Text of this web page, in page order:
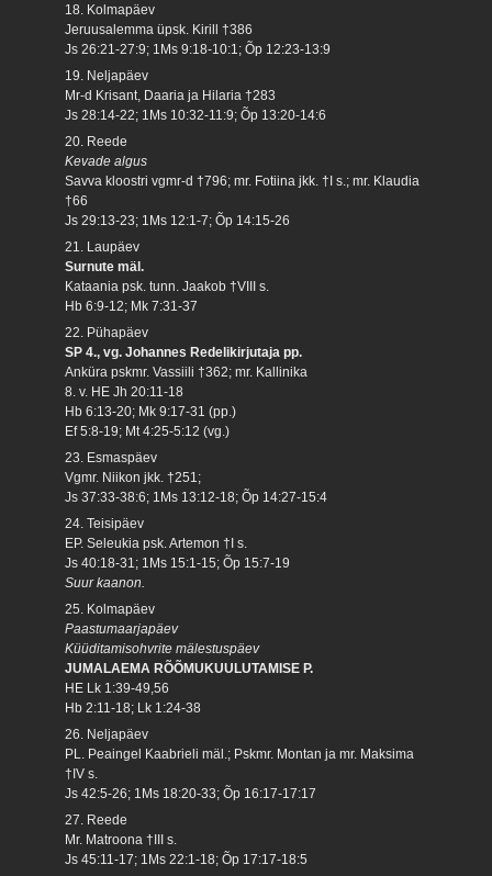
18. Kolmapäev
Jeruusalemma üpsk. Kirill †386
Js 26:21-27:9; 1Ms 9:18-10:1; Õp 12:23-13:9
19. Neljapäev
Mr-d Krisant, Daaria ja Hilaria †283
Js 28:14-22; 1Ms 10:32-11:9; Õp 13:20-14:6
20. Reede
Kevade algus
Savva kloostri vgmr-d †796; mr. Fotiina jkk. †I s.; mr. Klaudia
†66
Js 29:13-23; 1Ms 12:1-7; Õp 14:15-26
21. Laupäev
Surnute mäl.
Kataania psk. tunn. Jaakob †VIII s.
Hb 6:9-12; Mk 7:31-37
22. Pühapäev
SP 4., vg. Johannes Redelikirjutaja pp.
Anküra pskmr. Vassiili †362; mr. Kallinika
8. v. HE Jh 20:11-18
Hb 6:13-20; Mk 9:17-31 (pp.)
Ef 5:8-19; Mt 4:25-5:12 (vg.)
23. Esmaspäev
Vgmr. Niikon jkk. †251;
Js 37:33-38:6; 1Ms 13:12-18; Õp 14:27-15:4
24. Teisipäev
EP. Seleukia psk. Artemon †I s.
Js 40:18-31; 1Ms 15:1-15; Õp 15:7-19
Suur kaanon.
25. Kolmapäev
Paastumaarjapäev
Küüditamisohvrite mälestuspäev
JUMALAEMA RÕÕMUKUULUTAMISE P.
HE Lk 1:39-49,56
Hb 2:11-18; Lk 1:24-38
26. Neljapäev
PL. Peaingel Kaabrieli mäl.; Pskmr. Montan ja mr. Maksima
†IV s.
Js 42:5-26; 1Ms 18:20-33; Õp 16:17-17:17
27. Reede
Mr. Matroona †III s.
Js 45:11-17; 1Ms 22:1-18; Õp 17:17-18:5